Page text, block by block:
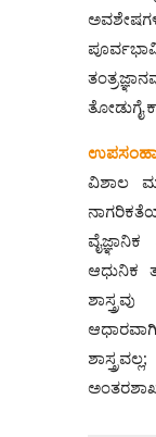
ತೋಡುಗೈ
ವಿಶಾಲ
ಆಧುನಿಕ